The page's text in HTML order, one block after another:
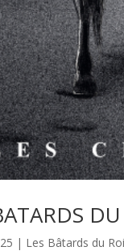
| Les Bâtards du Roi